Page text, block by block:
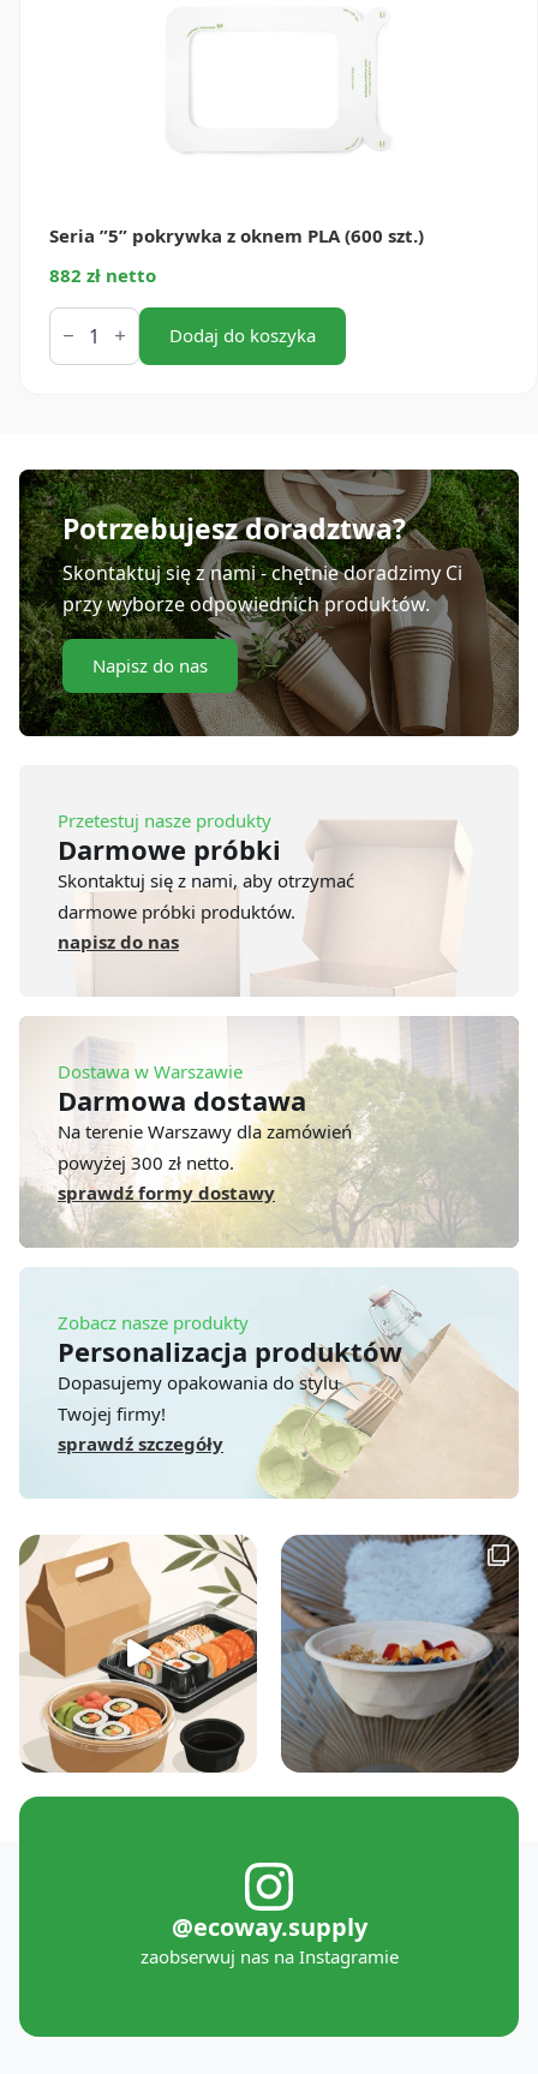
Seria ”5” pokrywka z oknem PLA (600 szt.)
882 zł netto
ilość
Seria
”5”
pokrywka
szt.)
Dodaj do koszyka
Potrzebujesz doradztwa?
Skontaktuj się z nami - chętnie doradzimy Ci
przy wyborze odpowiednich produktów.
Napisz do nas
Przetestuj nasze produkty
Darmowe próbki
Skontaktuj się z nami, aby otrzymać
darmowe próbki produktów.
napisz do nas
Dostawa w Warszawie
Darmowa dostawa
Na terenie Warszawy dla zamówień
powyżej 300 zł netto.
sprawdź formy dostawy
Zobacz nasze produkty
Personalizacja produktów
Dopasujemy opakowania do stylu
Twojej firmy!
sprawdź szczegóły
@ecoway.supply
zaobserwuj nas na Instagramie